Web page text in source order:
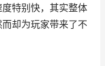
特别快，其实整体
却为玩家带来了不